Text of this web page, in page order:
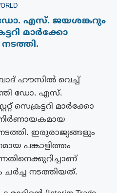
ഡോ. എസ്. ജയശങ്കറും
മാര്‍ക്കോ
ഹൗസിൽ വെച്ച്
ഡോ. എസ്.
സെക്രട്ടറി മാർക്കോ
ഇരുരാജ്യങ്ങളും
പങ്കാളിത്തം
നടത്തിയത്.